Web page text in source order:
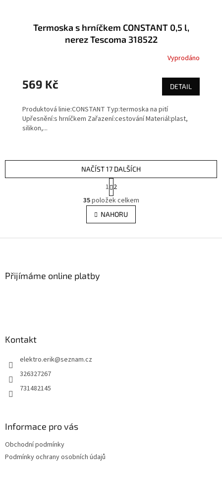
Termoska s hrníčkem CONSTANT 0,5 l,
nerez Tescoma 318522
Vyprodáno
569 Kč DETAIL
Produktová linie:CONSTANT Typ:termoska na pití
Upřesnění:s hrníčkem Zařazení:cestování Materiál:plast,
silikon,...
O
v
l
á
NAČÍST 17 DALŠÍCH
t
r
á
n
k
v
1 2
35položek celkem
NAHORU
Přijímáme online platby
Kontakt
elektro.erik@seznam.cz
326327267
731482145
Informace pro vás
Obchodní podmínky
Podmínky ochrany osobních údajů